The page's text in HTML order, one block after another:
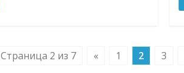
Страница 2 из 7 « 1 2 3